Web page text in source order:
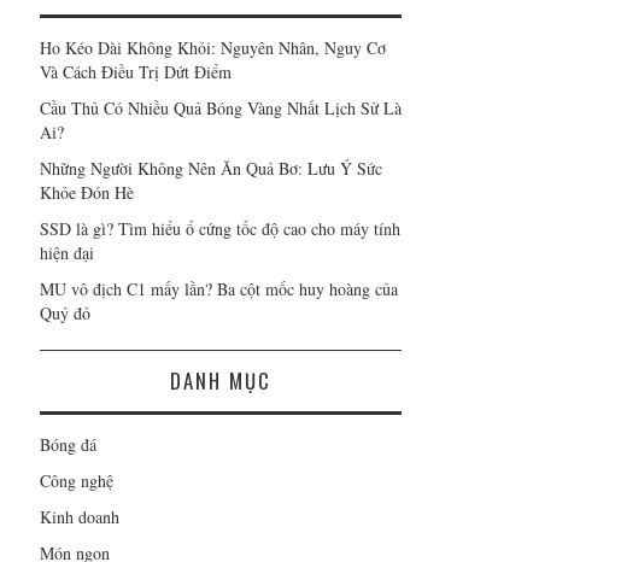
Ho Kéo Dài Không Khỏi: Nguyên Nhân, Nguy Cơ
Và Cách Điều Trị Dứt Điểm
Cầu Thủ Có Nhiều Quả Bóng Vàng Nhất Lịch Sử Là
Ai?
Những Người Không Nên Ăn Quả Bơ: Lưu Ý Sức
Khỏe Đón Hè
SSD là gì? Tìm hiểu ổ cứng tốc độ cao cho máy tính
hiện đại
MU vô địch C1 mấy lần? Ba cột mốc huy hoàng của
Quỷ đỏ
DANH MỤC
Bóng đá
Công nghệ
Kinh doanh
Món ngon